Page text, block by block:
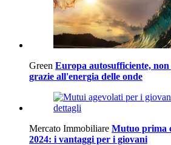
Green Europa autosufficiente,
grazie all'energia delle onde
Mercato Immobiliare Mutuo prima
2024: i vantaggi per i giovani